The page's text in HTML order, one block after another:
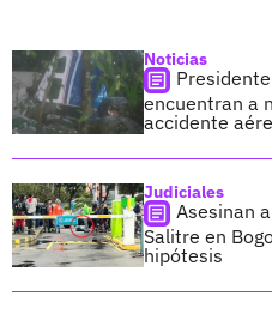
Noticias
encuentran a
accidente
Judiciales
Asesinan
Salitre en
hipótesis